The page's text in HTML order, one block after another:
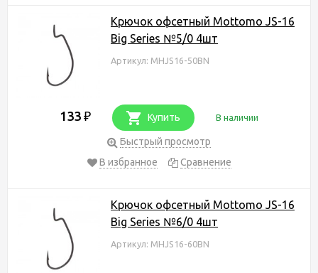
Крючок офсетный Mottomo JS-16
Big Series №5/0 4шт
Артикул: MHJS16-50BN
133 ₽ Купить В наличии
Быстрый просмотр
В избранное
Сравнение
Крючок офсетный Mottomo JS-16
Big Series №6/0 4шт
Артикул: MHJS16-60BN